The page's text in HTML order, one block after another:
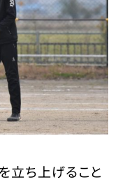
立ち上げること